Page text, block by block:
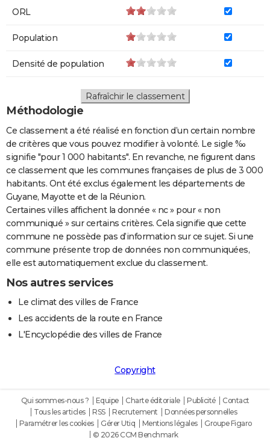
ORL
Population
Densité de population
Rafraîchir le classement
Méthodologie
Ce classement a été réalisé en fonction d’un certain nombre
de critères que vous pouvez modifier à volonté. Le sigle ‰
signifie "pour 1 000 habitants". En revanche, ne figurent dans
ce classement que les communes françaises de plus de 3 000
habitants. Ont été exclus également les départements de
Guyane, Mayotte et de la Réunion.
Certaines villes affichent la donnée « nc » pour « non
communiqué » sur certains critères. Cela signifie que cette
commune ne possède pas d’information sur ce sujet. Si une
commune présente trop de données non communiquées,
elle est automatiquement exclue du classement.
Nos autres services
Le climat des villes de France
Les accidents de la route en France
L'Encyclopédie des villes de France
Copyright
Qui sommes-nous ? Equipe Charte éditoriale Publicité
Contact
Tous les articles
RSS Recrutement
Données personnelles
Paramétrer les cookies
Gérer Utiq Mentions légales
Groupe Figaro
© 2026 CCM Benchmark